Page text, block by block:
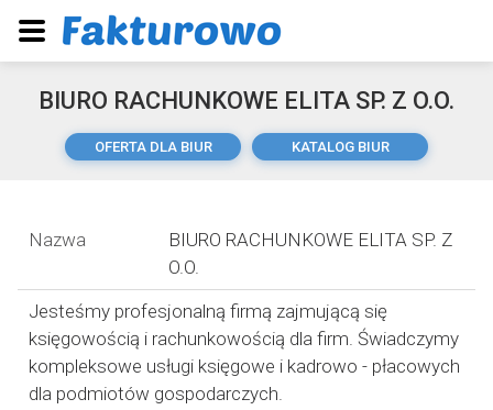
BIURO RACHUNKOWE ELITA SP. Z O.O.
OFERTA DLA BIUR KATALOG BIUR
Nazwa
BIURO RACHUNKOWE ELITA SP. Z
O.O.
Jesteśmy profesjonalną firmą zajmującą się
księgowością i rachunkowością dla firm. Świadczymy
kompleksowe usługi księgowe i kadrowo - płacowych
dla podmiotów gospodarczych.